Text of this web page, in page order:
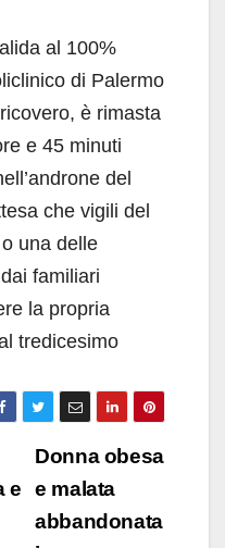
al 100%
di Palermo
è rimasta
e 45 minuti
del
che vigili del
una delle
familiari
la propria
tredicesimo
Donna obesa
e malata
abbandonata
e